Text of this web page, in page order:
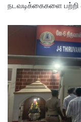
நடவடிக்கைகளை